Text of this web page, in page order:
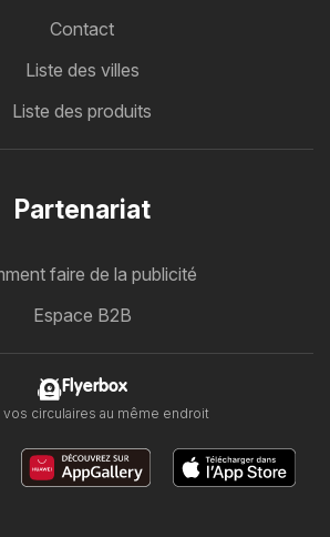
Contact
Liste des villes
Liste des produits
Partenariat
faire de la publicité
Espace B2B
Flyerbox
vos circulaires au même endroit